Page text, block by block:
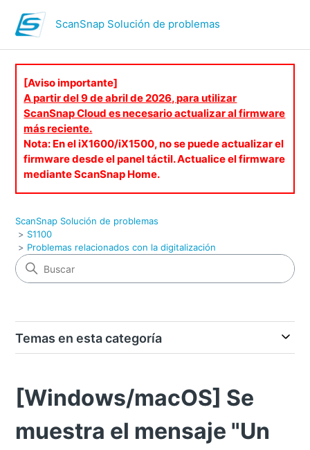
ScanSnap Solución de problemas
[Aviso importante]
A partir del 9 de abril de 2026, para utilizar
ScanSnap Cloud es necesario actualizar al firmware
más reciente.
Nota: En el iX1600/iX1500, no se puede actualizar el
firmware desde el panel táctil. Actualice el firmware
mediante ScanSnap Home.
ScanSnap Solución de problemas
S1100
Problemas relacionados con la digitalización
Temas en esta categoría
[Windows/macOS] Se
muestra el mensaje "Un